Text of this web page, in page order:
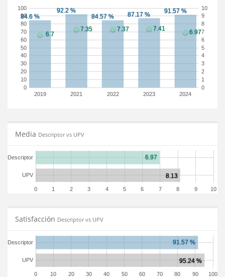
2019 2021 2022 2023 2024
0
10
20
30
40
50
60
70
80
90
100
0
1
2
3
4
5
6
7
8
9
10
Media Descriptor vs UPV
0 1 2 3 4 5 6 7 8 9 10
UPV
Descriptor
Satisfacción Descriptor vs UPV
0 10 20 30 40 50 60 70 80 90 100
UPV
Descriptor